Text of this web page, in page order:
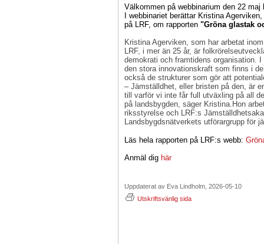
Välkommen på webbinarium den 22 maj
I webbinariet berättar Kristina
på LRF, om rapporten "Gröna glastak
Kristina Agerviken, som har arbetat
LRF, i mer än 25 år, är
demokrati och framtidens organisation.
den stora innovationskraft som finns i
också de strukturer som gör att
– Jämställdhet, eller bristen på den, är
till varför vi inte får full utväxling på all
på landsbygden, säger Kristina.Hon
riksstyrelse och LRF:s
Landsbygdsnätverkets utförargrupp för
Läs hela rapporten på LRF:s webb:
Anmäl dig här
Uppdaterat av Eva Lindholm, 2026-05-10
Utskriftsvänlig sida